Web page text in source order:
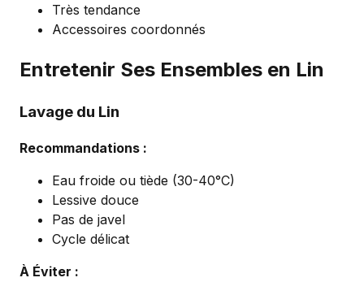
Très tendance
Accessoires coordonnés
Entretenir Ses Ensembles en Lin
Lavage du Lin
Recommandations :
Eau froide ou tiède (30-40°C)
Lessive douce
Pas de javel
Cycle délicat
À Éviter :